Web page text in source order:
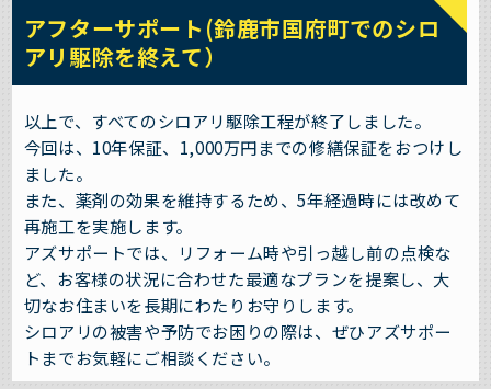
アフターサポート(鈴鹿市国府町でのシロ
アリ駆除を終えて）
以上で、すべてのシロアリ駆除工程が終了しました。
今回は、10年保証、1,000万円までの修繕保証をおつけし
ました。
また、薬剤の効果を維持するため、5年経過時には改めて
再施工を実施します。
アズサポートでは、リフォーム時や引っ越し前の点検な
ど、お客様の状況に合わせた最適なプランを提案し、大
切なお住まいを長期にわたりお守りします。
シロアリの被害や予防でお困りの際は、ぜひアズサポー
トまでお気軽にご相談ください。